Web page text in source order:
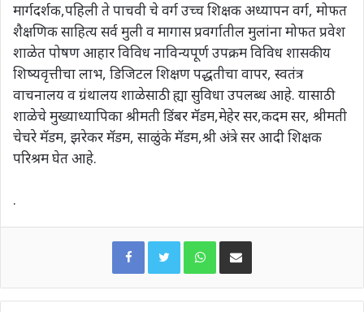
मार्गदर्शक,पहिली ते पाचवी चे वर्ग उच्च शिक्षक अध्यापन वर्ग, मोफत
शैक्षणिक साहित्य सर्व मुली व मागास प्रवर्गातील मुलांना मोफत प्रवेश
शाळेत पोषण आहार विविध नाविन्यपूर्ण उपक्रम विविध शासकीय
शिष्यवृत्तीचा लाभ, डिजिटल शिक्षण पद्धतीचा वापर, स्वतंत्र
वाचनालय व ग्रंथालय शाळेसाठी ह्या सुविधा उपलब्ध आहे. यासाठी
शाळेचे मुख्याध्यापिका श्रीमती डिंबर मॅडम,मेहेर सर,कदम सर, श्रीमती
चेचरे मॅडम, झरेकर मॅडम, साळुंके मॅडम,श्री अंत्रे सर आदी शिक्षक
परिश्रम घेत आहे.
.
WhatsAppShare via Email